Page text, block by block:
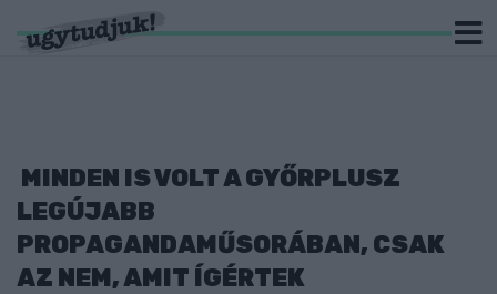
MINDEN IS VOLT A GYŐRPLUSZ
LEGÚJABB
PROPAGANDAMŰSORÁBAN, CSAK
AZ NEM, AMIT ÍGÉRTEK